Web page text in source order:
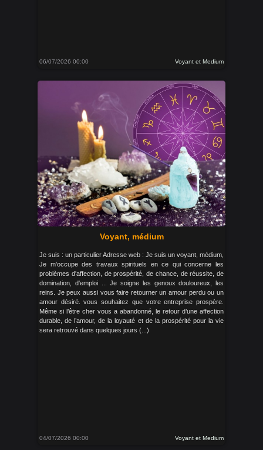
06/07/2026 00:00 Voyant et Medium
Voyant, médium
Je suis : un particulier Adresse web : Je suis un voyant, médium,
Je m'occupe des travaux spirituels en ce qui concerne les
problèmes d'affection, de prospérité, de chance, de réussite, de
domination, d'emploi ... Je soigne les genoux douloureux, les
reins. Je peux aussi vous faire retourner un amour perdu ou un
amour désiré. vous souhaitez que votre entreprise prospère.
Même si l’être cher vous a abandonné, le retour d’une affection
durable, de l’amour, de la loyauté et de la prospérité pour la vie
sera retrouvé dans quelques jours (...)
04/07/2026 00:00 Voyant et Medium